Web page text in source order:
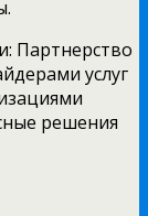
Партнерство
услуг
решения